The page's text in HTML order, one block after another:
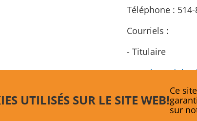
UTILISÉS SUR LE SITE WEB!
Ce
sur
Téléphone :
Courriels :
- Titulaire
- Coordonnatrice